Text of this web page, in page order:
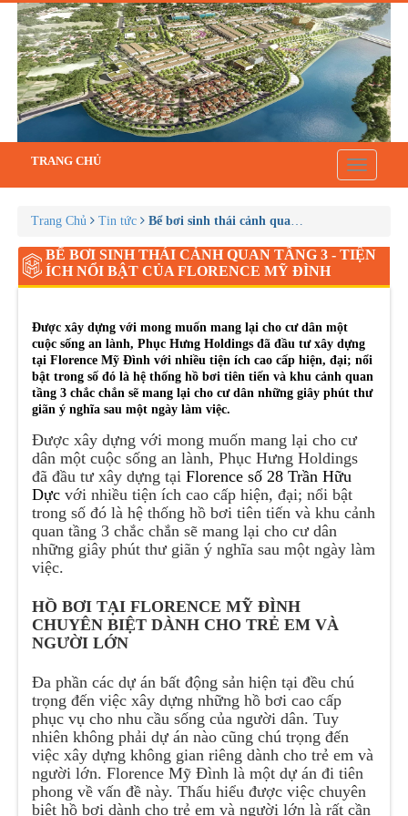
Toggle
TRANG CHỦ
Trang Chủ Tin tức Bể bơi sinh thái cảnh quan tầng 3 - Tiện ích
BỂ BƠI SINH THÁI CẢNH QUAN TẦNG 3 - TIỆN
ÍCH NỔI BẬT CỦA FLORENCE MỸ ĐÌNH
Được xây dựng với mong muốn mang lại cho cư dân một
cuộc sống an lành, Phục Hưng Holdings đã đầu tư xây dựng
tại Florence Mỹ Đình với nhiều tiện ích cao cấp hiện, đại; nổi
bật trong số đó là hệ thống hồ bơi tiên tiến và khu cảnh quan
tầng 3 chắc chắn sẽ mang lại cho cư dân những giây phút thư
giãn ý nghĩa sau một ngày làm việc.
Được xây dựng với mong muốn mang lại cho cư
dân một cuộc sống an lành, Phục Hưng Holdings
đã đầu tư xây dựng tạiFlorence số 28 Trần Hữu
Dực với nhiều tiện ích cao cấp hiện, đại; nổi bật
trong số đó là hệ thống hồ bơi tiên tiến và khu cảnh
quan tầng 3 chắc chắn sẽ mang lại cho cư dân
những giây phút thư giãn ý nghĩa sau một ngày làm
việc.
HỒ BƠI TẠI FLORENCE MỸ ĐÌNH
CHUYÊN BIỆT DÀNH CHO TRẺ EM VÀ
NGƯỜI LỚN
Đa phần các dự án bất động sản hiện tại đều chú
trọng đến việc xây dựng những hồ bơi cao cấp
phục vụ cho nhu cầu sống của người dân. Tuy
nhiên không phải dự án nào cũng chú trọng đến
việc xây dựng không gian riêng dành cho trẻ em và
người lớn. Florence Mỹ Đình là một dự án đi tiên
phong về vấn đề này. Thấu hiểu được việc chuyên
biệt hồ bơi dành cho trẻ em và người lớn là rất cần